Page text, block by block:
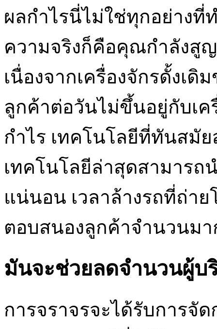
ผลกำไรนี่ไม่ใช่ทุกอย่างที่
ความจริงก็คือคุณกำลังสู
เนื่องจากเครื่องจักรดั้งเ
ลูกค้าต่อวันไม่ขึ้นอยู่กับเ
กำไร เทคโนโลยีที่ทันสมั
เทคโนโลยีล่าสุดสามารถ
แน่นอน เวลาล้างรถที่ถ่า
ตอบสนองลูกค้าจำนวนมา
มันจะช่วยลดจำนวนผู้บ
การจราจรจะได้รับการจั